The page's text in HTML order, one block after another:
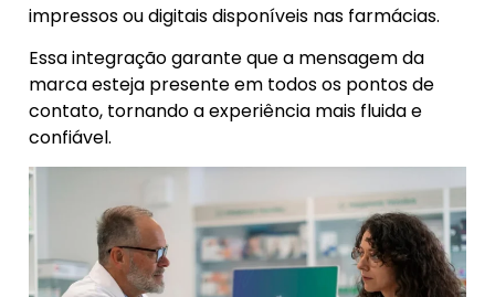
impressos ou digitais disponíveis nas farmácias.
Essa integração garante que a mensagem da
marca esteja presente em todos os pontos de
contato, tornando a experiência mais fluida e
confiável.